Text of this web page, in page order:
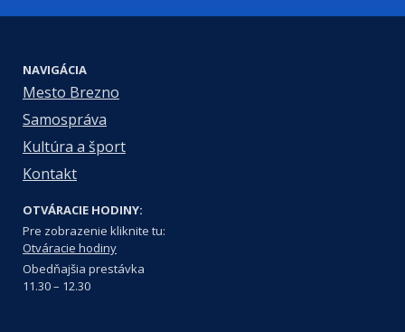
NAVIGÁCIA
Mesto Brezno
Samospráva
Kultúra a šport
Kontakt
OTVÁRACIE HODINY:
Pre zobrazenie kliknite tu:
Otváracie hodiny
Obedňajšia prestávka
11.30 – 12.30